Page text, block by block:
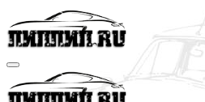
Перейти
к
содержимому